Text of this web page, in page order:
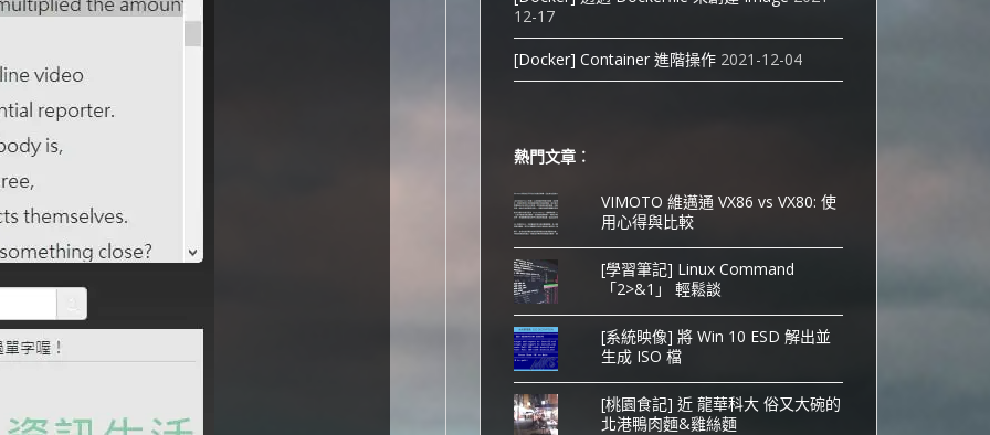
12-17
[Docker] Container 進階操作 2021-12-04
熱門文章︰
VIMOTO 維邁通 VX86 vs VX80: 使
用心得與比較
[學習筆記] Linux Command
「2>&1」 輕鬆談
[系統映像] 將 Win 10 ESD 解出並
生成 ISO 檔
[桃園食記] 近 龍華科大 俗又大碗的
北港鴨肉麵&雞絲麵